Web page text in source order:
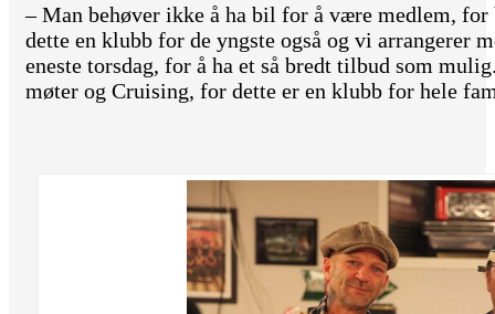
– Man behøver ikke å ha bil for å være medlem,
dette en klubb for de yngste også og vi arrangerer
eneste torsdag, for å ha et så bredt tilbud som
møter og Cruising, for dette er en klubb for hele